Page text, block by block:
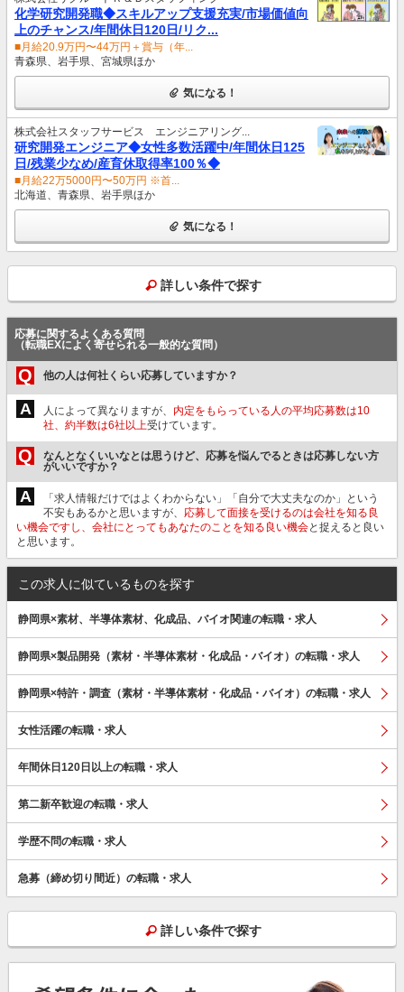
化学研究開発職◆スキルアップ支援充実/市場価値向
上のチャンス/年間休日120日/リク...
■月給20.9万円〜44万円＋賞与（年...
青森県、岩手県、宮城県ほか
気になる！
株式会社スタッフサービス エンジニアリング...
研究開発エンジニア◆女性多数活躍中/年間休日125
日/残業少なめ/産育休取得率100％◆
■月給22万5000円〜50万円 ※首...
北海道、青森県、岩手県ほか
気になる！
詳しい条件で探す
応募に関するよくある質問
（転職EXによく寄せられる一般的な質問）
Q 他の人は何社くらい応募していますか？
A 人によって異なりますが、 内定をもらっている人の平均応募数は10
社、約半数は6社以上受けています。
Q
なんとなくいいなとは思うけど、応募を悩んでるときは応募しない方
がいいですか？
A
「求人情報だけではよくわからない」「自分で大丈夫なのか」という
不安もあるかと思いますが、 応募して面接を受けるのは会社を知る良
い機会ですし、会社にとってもあなたのことを知る良い機会と捉えると良い
と思います。
この求人に似ているものを探す
静岡県×素材、半導体素材、化成品、バイオ関連の転職・求人
静岡県×製品開発（素材・半導体素材・化成品・バイオ）の転職・求人
静岡県×特許・調査（素材・半導体素材・化成品・バイオ）の転職・求人
女性活躍の転職・求人
年間休日120日以上の転職・求人
第二新卒歓迎の転職・求人
学歴不問の転職・求人
急募（締め切り間近）の転職・求人
詳しい条件で探す